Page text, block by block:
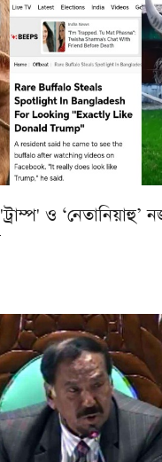
ও ‘নেতানিয়াহু’